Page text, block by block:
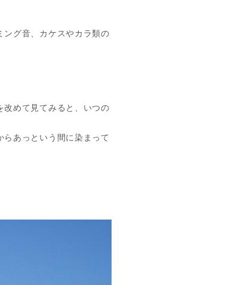
グ音、カケスやカラ類の
改めて見てみると、いつの
あっという間に染まって